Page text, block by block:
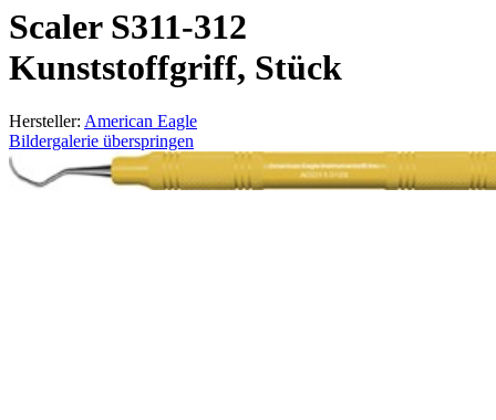
Scaler S311-312
Kunststoffgriff, Stück
Hersteller: American Eagle
Bildergalerie überspringen